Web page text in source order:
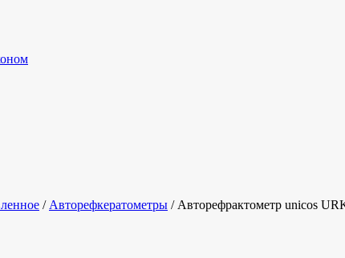
/ Авторефкератометры / Авторефрактометр unicos